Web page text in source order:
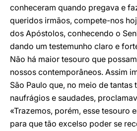
conheceram quando pregava e
queridos irmãos, compete-nos
dos Apóstolos, conhecendo o
dando um testemunho claro e
Não há maior tesouro que
nossos contemporâneos. Assim
São Paulo que, no meio de tantas
naufrágios e saudades,
«Trazemos, porém, esse tesouro
para que tão excelso poder se